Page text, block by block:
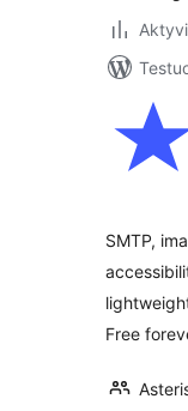
SMTP,
Free